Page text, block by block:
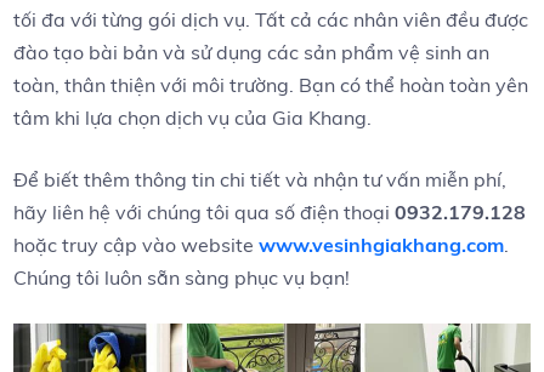
tối ​đa với ⁤từng gói​ dịch​ vụ. ​Tất cả các ⁣nhân‍ viên đều được‌
đào tạo bài ‌bản‍ và sử‌ dụng các sản phẩm vệ⁣ sinh an
toàn, ⁣thân⁣ thiện⁢ với‍ môi trường. Bạn có thể hoàn toàn yên​
tâm khi ‌lựa‍ chọn ‌dịch vụ ⁢của Gia Khang.
Để biết ⁣thêm thông tin chi‌ tiết và‍ nhận ​tư vấn miễn⁢ phí,⁤
hãy liên hệ với chúng ‍tôi qua số⁢ điện thoại0932.179.128
hoặc truy cập vào⁣ website‌www.vesinhgiakhang.com
Chúng tôi luôn sẵn sàng phục‌ vụ ⁢bạn!